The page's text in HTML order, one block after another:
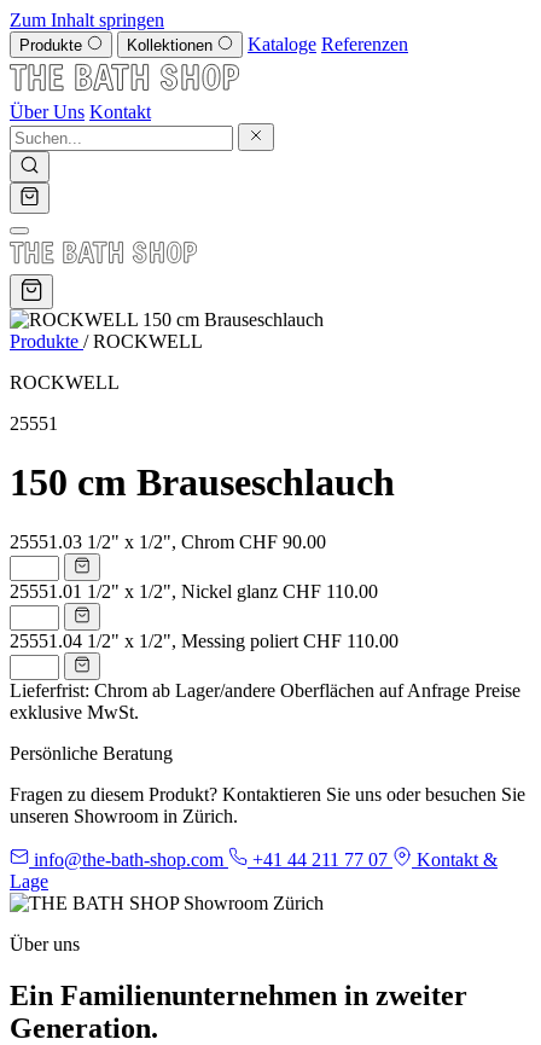
Zum Inhalt springen
Produkte Kollektionen Kataloge Referenzen
Über Uns Kontakt
Produkte / ROCKWELL
ROCKWELL
25551
150 cm Brauseschlauch
25551.03 1/2" x 1/2", Chrom CHF 90.00
25551.01 1/2" x 1/2", Nickel glanz CHF 110.00
25551.04 1/2" x 1/2", Messing poliert CHF 110.00
Lieferfrist: Chrom ab Lager/andere Oberflächen auf Anfrage Preise
exklusive MwSt.
Persönliche Beratung
Fragen zu diesem Produkt? Kontaktieren Sie uns oder besuchen Sie
unseren Showroom in Zürich.
info@the-bath-shop.com +41 44 211 77 07
Kontakt &
Lage
Über uns
Ein Familienunternehmen in zweiter
Generation.